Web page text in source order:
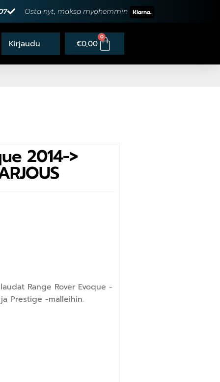
Osta nyt, maksa myöhemmin
€0,00
0
2014->
Range Rover Evoque -
Prestige -malleihin.